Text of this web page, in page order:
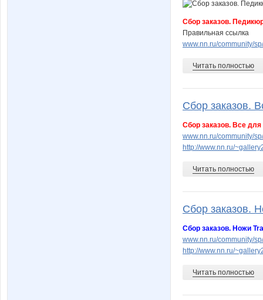
Сбор заказов.
Правильная ссылка
www.nn.ru/community/
Читать полностью
Сбор заказов.
Сбор заказов. Все
www.nn.ru/community/
http://www.nn.ru/
Читать полностью
Сбор заказов.
Сбор заказов. Ножи
www.nn.ru/community/
http://www.nn.ru/
Читать полностью